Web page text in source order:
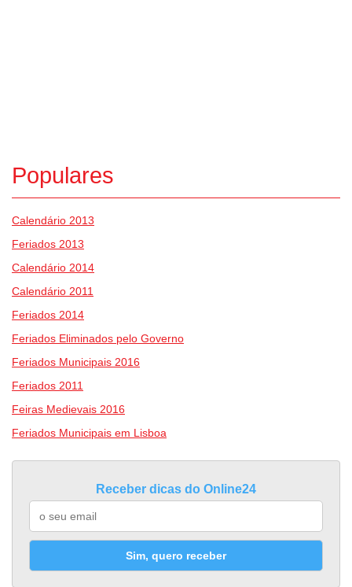
Populares
Calendário 2013
Feriados 2013
Calendário 2014
Calendário 2011
Feriados 2014
Feriados Eliminados pelo Governo
Feriados Municipais 2016
Feriados 2011
Feiras Medievais 2016
Feriados Municipais em Lisboa
Receber dicas do Online24
Sim, quero receber